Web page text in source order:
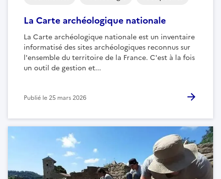
La Carte archéologique nationale
La Carte archéologique nationale est un inventaire
informatisé des sites archéologiques reconnus sur
l'ensemble du territoire de la France. C'est à la fois
un outil de gestion et...
Publié le25 mars 2026